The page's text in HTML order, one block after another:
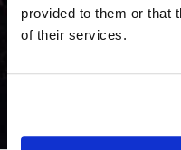
provided to them or that
of their services.